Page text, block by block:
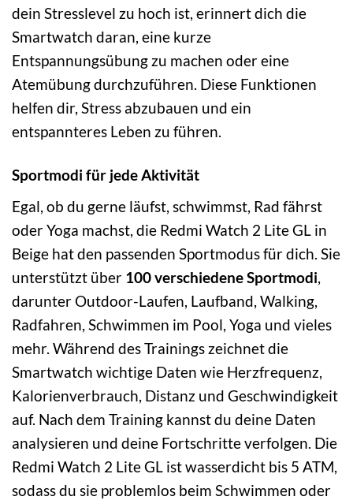
dein Stresslevel zu hoch ist, erinnert dich die
Smartwatch daran, eine kurze
Entspannungsübung zu machen oder eine
Atemübung durchzuführen. Diese Funktionen
helfen dir, Stress abzubauen und ein
entspannteres Leben zu führen.
Sportmodi für jede Aktivität
Egal, ob du gerne läufst, schwimmst, Rad fährst
oder Yoga machst, die Redmi Watch 2 Lite GL in
Beige hat den passenden Sportmodus für dich. Sie
unterstützt über 100 verschiedene Sportmodi,
darunter Outdoor-Laufen, Laufband, Walking,
Radfahren, Schwimmen im Pool, Yoga und vieles
mehr. Während des Trainings zeichnet die
Smartwatch wichtige Daten wie Herzfrequenz,
Kalorienverbrauch, Distanz und Geschwindigkeit
auf. Nach dem Training kannst du deine Daten
analysieren und deine Fortschritte verfolgen. Die
Redmi Watch 2 Lite GL ist wasserdicht bis 5 ATM,
sodass du sie problemlos beim Schwimmen oder